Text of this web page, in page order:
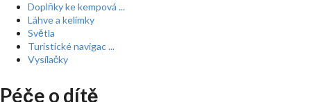
Doplňky ke kempová ...
Láhve a kelímky
Světla
Turistické navigac ...
Vysílačky
Péče o dítě